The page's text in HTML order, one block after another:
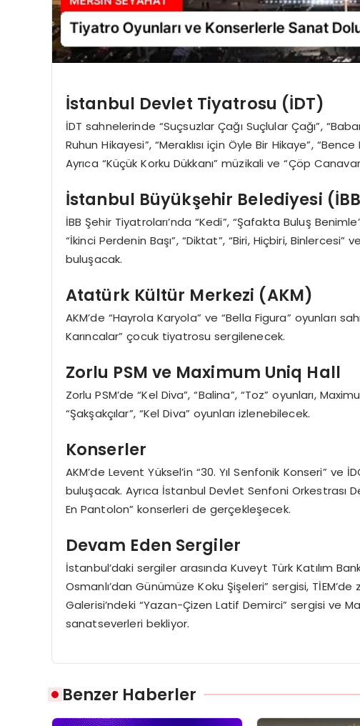
İstanbul Devlet Tiyatrosu (İDT)
İDT sahnelerinde “Suçsuzlar Çağı Suçlular Çağı”,
Ruhun Hikayesi”, “Meraklısı için Öyle Bir Hikaye”,
Ayrıca “Küçük Korku Dükkanı” müzikali ve “Çöp
İstanbul Büyükşehir Belediyesi
İBB Şehir Tiyatroları’nda “Kedi”, “Şafakta Buluş
“İkinci Perdenin Başı”, “Diktat”, “Biri, Hiçbiri, Binlercesi”
buluşacak.
Atatürk Kültür Merkezi (AKM)
AKM’de “Hayrola Karyola” ve “Bella Figura” oyunları
Karıncalar” çocuk tiyatrosu sergilenecek.
Zorlu PSM ve Maximum Uniq Hall
Zorlu PSM’de “Kel Diva”, “Balina”, “Toz” oyunları,
“Şakşakçılar”, “Kel Diva” oyunları izlenebilecek.
Konserler
AKM’de Levent Yüksel’in “30. Yıl Senfonik Konseri” ve
buluşacak. Ayrıca İstanbul Devlet Senfoni Orkestrası
En Pantolon” konserleri de gerçekleşecek.
Devam Eden Sergiler
İstanbul’daki sergiler arasında Kuveyt Türk Katılım
Osmanlı’dan Günümüze Koku Şişeleri” sergisi,
Galerisi’ndeki “Yazan-Çizen Latif Demirci” sergisi ve
sanatseverleri bekliyor.
Benzer Haberler